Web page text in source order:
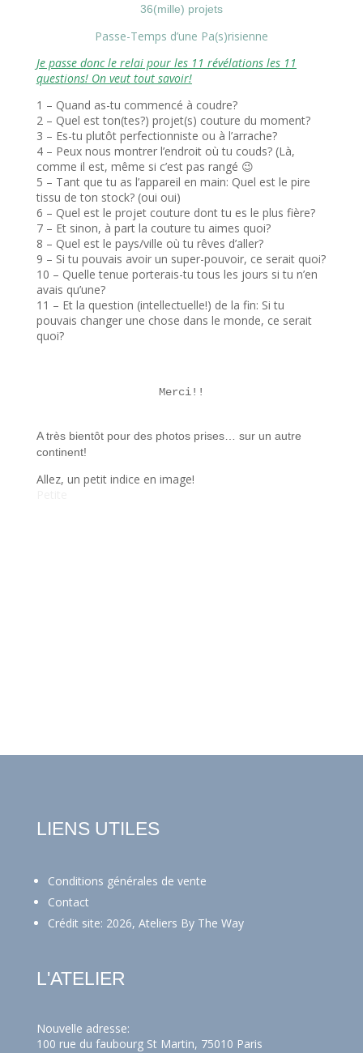
36(mille) projets
Passe-Temps d’une Pa(s)risienne
Je passe donc le relai pour les 11 révélations les 11
questions! On veut tout savoir!
1 – Quand as-tu commencé à coudre?
2 – Quel est ton(tes?) projet(s) couture du moment?
3 – Es-tu plutôt perfectionniste ou à l’arrache?
4 – Peux nous montrer l’endroit où tu couds? (Là,
comme il est, même si c’est pas rangé 😉
5 – Tant que tu as l’appareil en main: Quel est le pire
tissu de ton stock? (oui oui)
6 – Quel est le projet couture dont tu es le plus fière?
7 – Et sinon, à part la couture tu aimes quoi?
8 – Quel est le pays/ville où tu rêves d’aller?
9 – Si tu pouvais avoir un super-pouvoir, ce serait quoi?
10 – Quelle tenue porterais-tu tous les jours si tu n’en
avais qu’une?
11 – Et la question (intellectuelle!) de la fin: Si tu
pouvais changer une chose dans le monde, ce serait
quoi?
Merci!!
A très bientôt pour des photos prises… sur un autre
continent!
Allez, un petit indice en image!
LIENS UTILES
Conditions générales de vente
Contact
Crédit site: 2026, Ateliers By The Way
L'ATELIER
Nouvelle adresse:
100 rue du faubourg St Martin, 75010 Paris